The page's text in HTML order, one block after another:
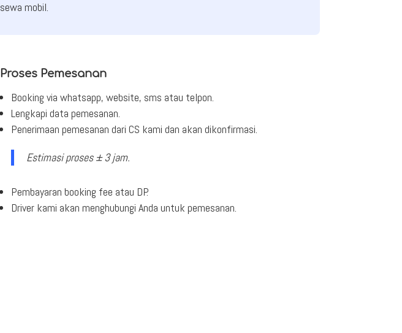
sewa mobil.
Proses Pemesanan
Booking via whatsapp, website, sms atau telpon.
Lengkapi data pemesanan.
Penerimaan pemesanan dari CS kami dan akan dikonfirmasi.
Estimasi proses ± 3 jam.
Pembayaran booking fee atau DP.
Driver kami akan menghubungi Anda untuk pemesanan.